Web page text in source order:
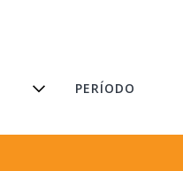
PERÍODO